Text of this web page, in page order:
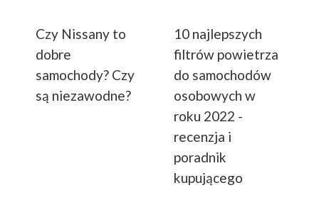
Czy Nissany to
dobre
samochody? Czy
są niezawodne?
10 najlepszych
filtrów powietrza
do samochodów
osobowych w
roku 2022 -
recenzja i
poradnik
kupującego